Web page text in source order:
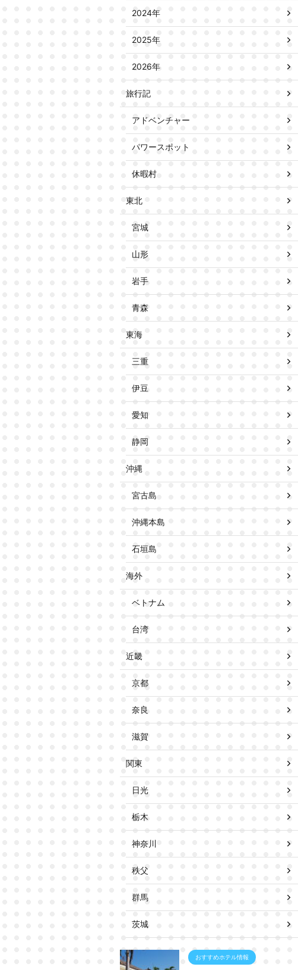
2024年
2025年
2026年
旅行記
アドベンチャー
パワースポット
休暇村
東北
宮城
山形
岩手
青森
東海
三重
伊豆
愛知
静岡
沖縄
宮古島
沖縄本島
石垣島
海外
ベトナム
台湾
近畿
京都
奈良
滋賀
関東
日光
栃木
神奈川
秩父
群馬
茨城
おすすめホテル情報